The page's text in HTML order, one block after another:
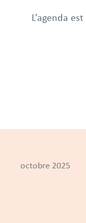
L’agenda
octobre 2025